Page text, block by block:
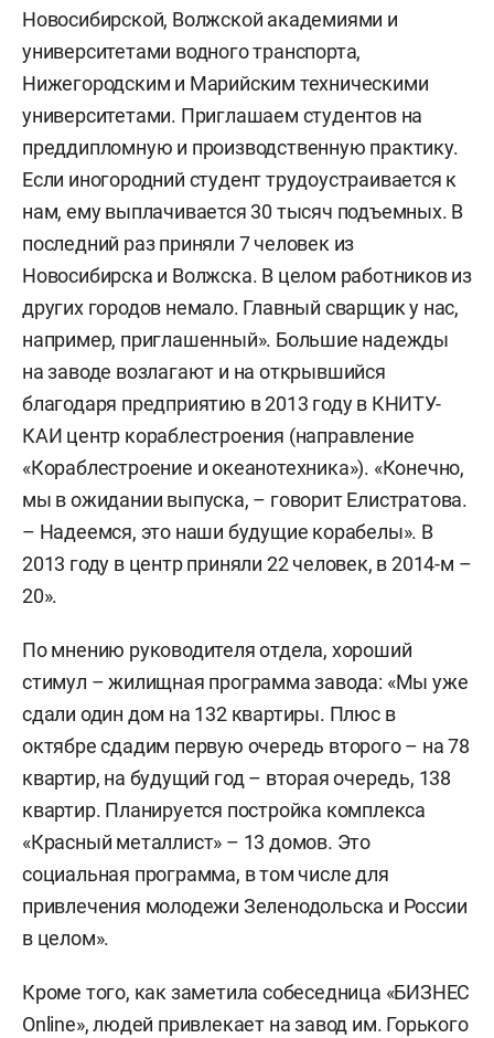
Новосибирской, Волжской академиями и
университетами водного транспорта,
Нижегородским и Марийским техническими
университетами. Приглашаем студентов на
преддипломную и производственную практику.
Если иногородний студент трудоустраивается к
нам, ему выплачивается 30 тысяч подъемных. В
последний раз приняли 7 человек из
Новосибирска и Волжска. В целом работников из
других городов немало. Главный сварщик у нас,
например, приглашенный». Большие надежды
на заводе возлагают и на открывшийся
благодаря предприятию в 2013 году в КНИТУ-
КАИ центр кораблестроения (направление
«Кораблестроение и океанотехника»). «Конечно,
мы в ожидании выпуска, – говорит Елистратова.
– Надеемся, это наши будущие корабелы». В
2013 году в центр приняли 22 человек, в 2014-м –
20».
По мнению руководителя отдела, хороший
стимул – жилищная программа завода: «Мы уже
сдали один дом на 132 квартиры. Плюс в
октябре сдадим первую очередь второго – на 78
квартир, на будущий год – вторая очередь, 138
квартир. Планируется постройка комплекса
«Красный металлист» – 13 домов. Это
социальная программа, в том числе для
привлечения молодежи Зеленодольска и России
в целом».
Кроме того, как заметила собеседница «БИЗНЕС
Online», людей привлекает на завод им. Горького